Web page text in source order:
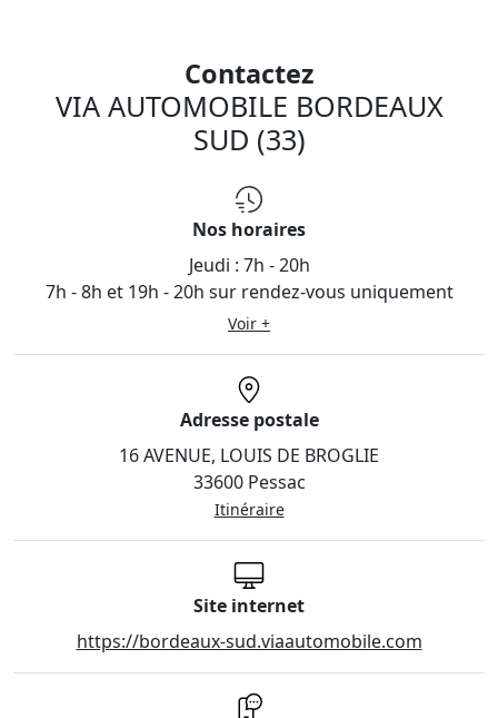
Contactez
VIA AUTOMOBILE BORDEAUX
SUD (33)
Nos horaires
Jeudi : 7h - 20h
7h - 8h et 19h - 20h sur rendez-vous uniquement
Voir +
Adresse postale
16 AVENUE, LOUIS DE BROGLIE
33600 Pessac
Itinéraire
Site internet
https://bordeaux-sud.viaautomobile.com